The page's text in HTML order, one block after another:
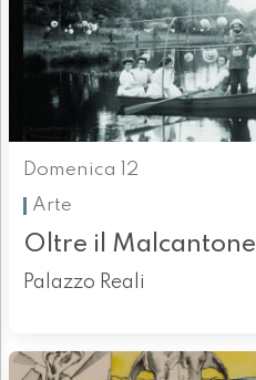
Domenica 12
Arte
Oltre il Malcantone
Palazzo Reali